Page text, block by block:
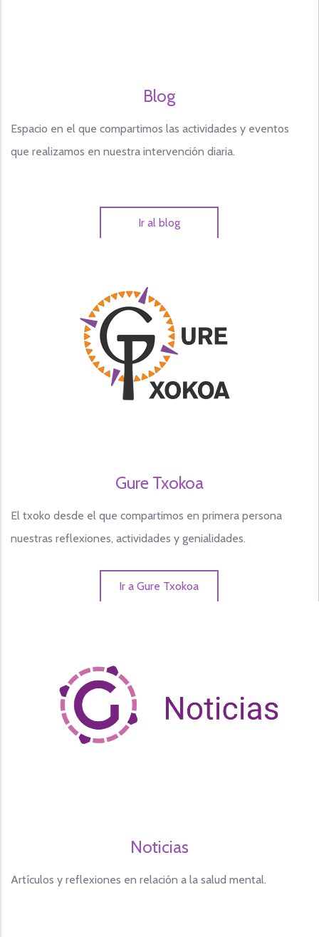
Blog
Espacio en el que compartimos las actividades y eventos
que realizamos en nuestra intervención diaria.
Ir al blog
Gure Txokoa
El txoko desde el que compartimos en primera persona
nuestras reflexiones, actividades y genialidades.
Ir a Gure Txokoa
Noticias
Artículos y reflexiones en relación a la salud mental.